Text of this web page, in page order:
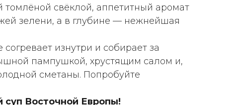
томлёной свёклой, аппетитный аромат
зелени, а в глубине — нежнейшая
изнутри и собирает за
пампушкой, хрустящим салом и,
сметаны. Попробуйте
суп Восточной Европы!